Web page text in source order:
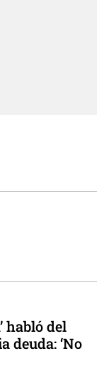
habló del
deuda: ‘No